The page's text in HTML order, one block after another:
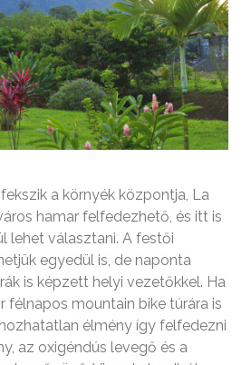
a környék központja, La
hamar felfedezhető, és itt is
lehet választani. A festői
egyedül is, de naponta
is képzett helyi vezetőkkel. Ha
félnapos mountain bike túrára is
élmény így felfedezni
az oxigéndús levegő és a